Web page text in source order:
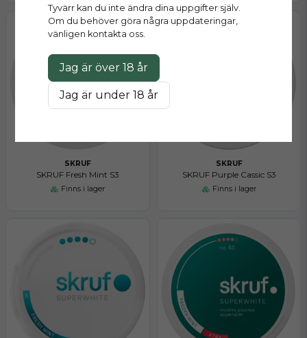
SKRUF
SKRUF Fresh Mint S3
Finns i lager
SKRUF
SKRUF Purple Cassic S3
Finns i lager
Tyvärr kan du inte ändra dina uppgifter själv.
Om du behöver göra några uppdateringar,
vänligen kontakta oss.
Jag är över 18 år
Jag är under 18 år